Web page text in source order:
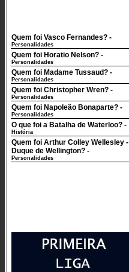
Quem foi Vasco Fernandes? -
Personalidades
Quem foi Horatio Nelson? -
Personalidades
Quem foi Madame Tussaud? -
Personalidades
Quem foi Christopher Wren? -
Personalidades
Quem foi Napoleão Bonaparte? -
Personalidades
O que foi a Batalha de Waterloo? -
História
Quem foi Arthur Colley Wellesley -
Duque de Wellington? -
Personalidades